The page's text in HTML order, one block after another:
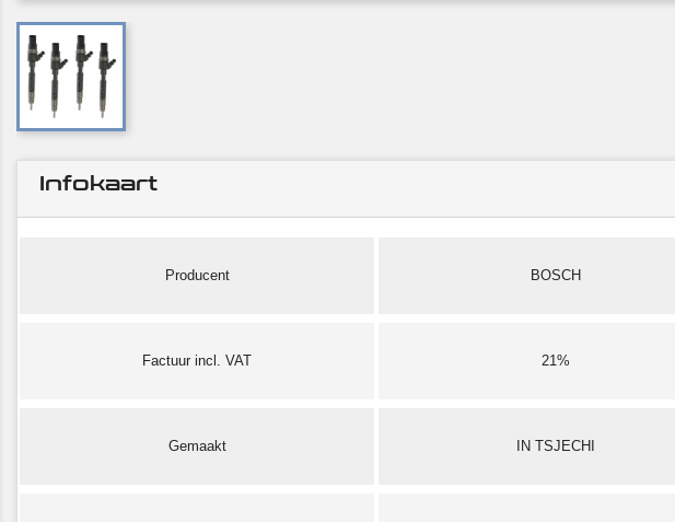
Infokaart
Producent BOSCH
Factuur incl. VAT 21%
Gemaakt IN TSJECHI